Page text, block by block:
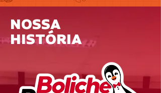
NOSSA
HISTÓRIA